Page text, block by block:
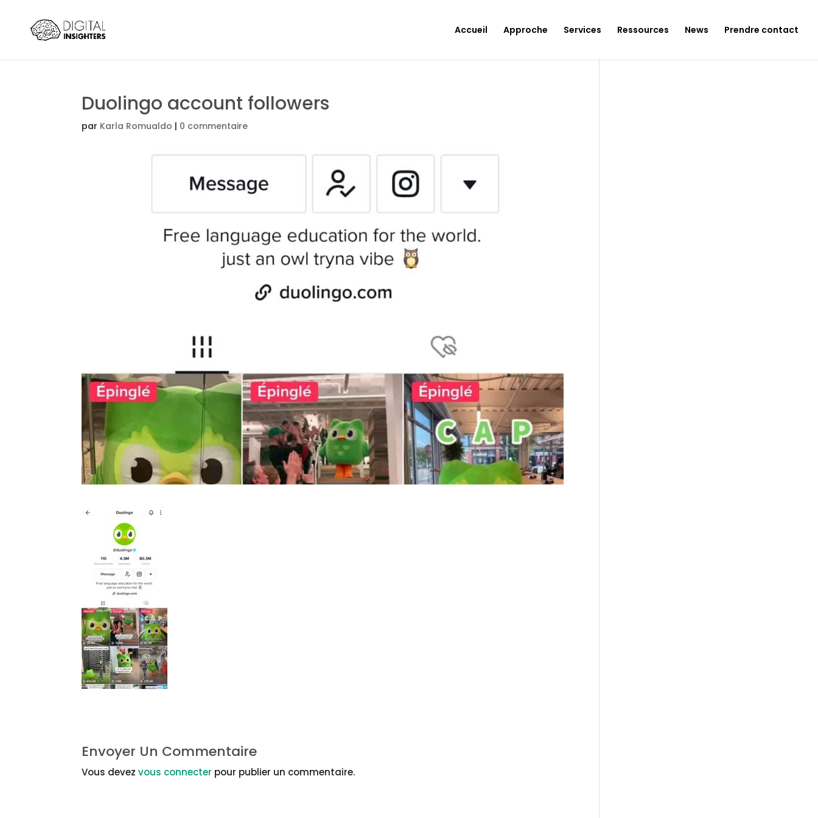
Accueil Approche Services Ressources News Prendre contact
Duolingo account followers
par Karla Romualdo | 0 commentaire
Envoyer Un Commentaire
Vous devezvous connecter pour publier un commentaire.